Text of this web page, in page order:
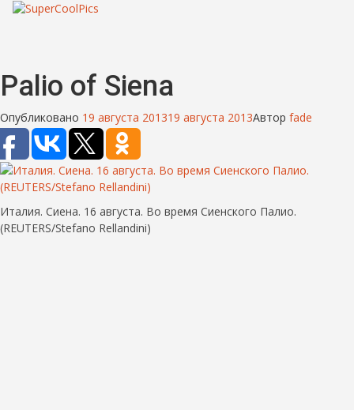
Palio of Siena
Опубликовано 19 августа 201319 августа 2013Автор fade
Италия. Сиена. 16 августа. Во время Сиенского Палио.
(REUTERS/Stefano Rellandini)